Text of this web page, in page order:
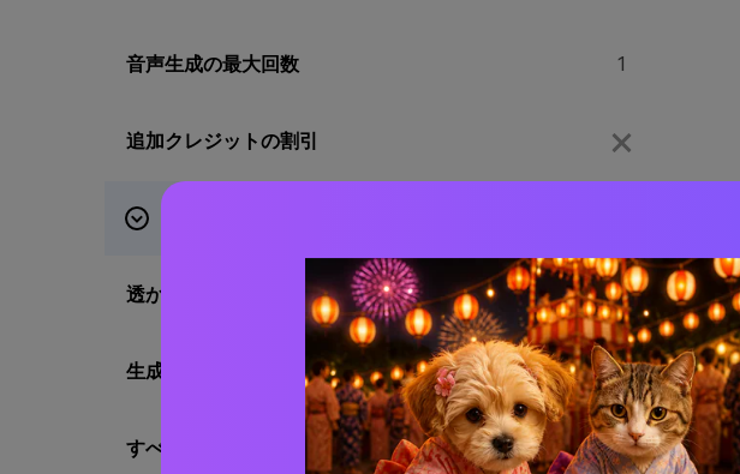
音声生成の最大回数 1
追加クレジットの割引
透かしなしのエクスポート
生成速度 通常
すべてのAIモデルへのアクセス